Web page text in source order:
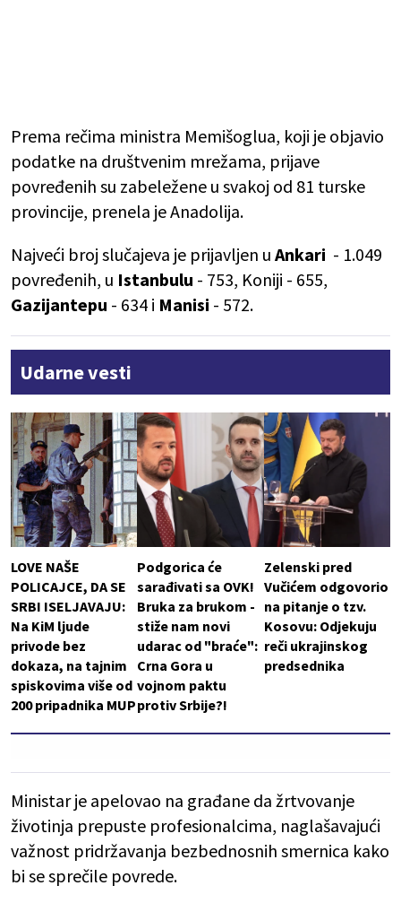
Prema rečima ministra Memišoglua, koji je objavio
podatke na društvenim mrežama, prijave
povređenih su zabeležene u svakoj od 81 turske
provincije, prenela je Anadolija.
Najveći broj slučajeva je prijavljen u Ankari - 1.049
povređenih, u Istanbulu - 753, Koniji - 655,
Gazijantepu - 634 i Manisi - 572.
Udarne vesti
LOVE NAŠE
POLICAJCE, DA SE
SRBI ISELJAVAJU:
Na KiM ljude
privode bez
dokaza, na tajnim
spiskovima više od
200 pripadnika MUP
Podgorica će
sarađivati sa OVK!
Bruka za brukom -
stiže nam novi
udarac od "braće":
Crna Gora u
vojnom paktu
protiv Srbije?!
Zelenski pred
Vučićem odgovorio
na pitanje o tzv.
Kosovu: Odjekuju
reči ukrajinskog
predsednika
Ministar je apelovao na građane da žrtvovanje
životinja prepuste profesionalcima, naglašavajući
važnost pridržavanja bezbednosnih smernica kako
bi se sprečile povrede.